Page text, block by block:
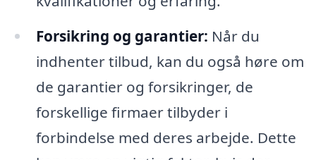
Forsikring og garantier: Når du
indhenter tilbud, kan du også høre om
de garantier og forsikringer, de
forskellige firmaer tilbyder i
forbindelse med deres arbejde. Dette